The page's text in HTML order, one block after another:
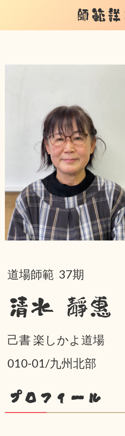
師範詳
道場師範 37期
清水 靜惠
己書 楽しかよ道場
010-01/九州北部
プロフィール